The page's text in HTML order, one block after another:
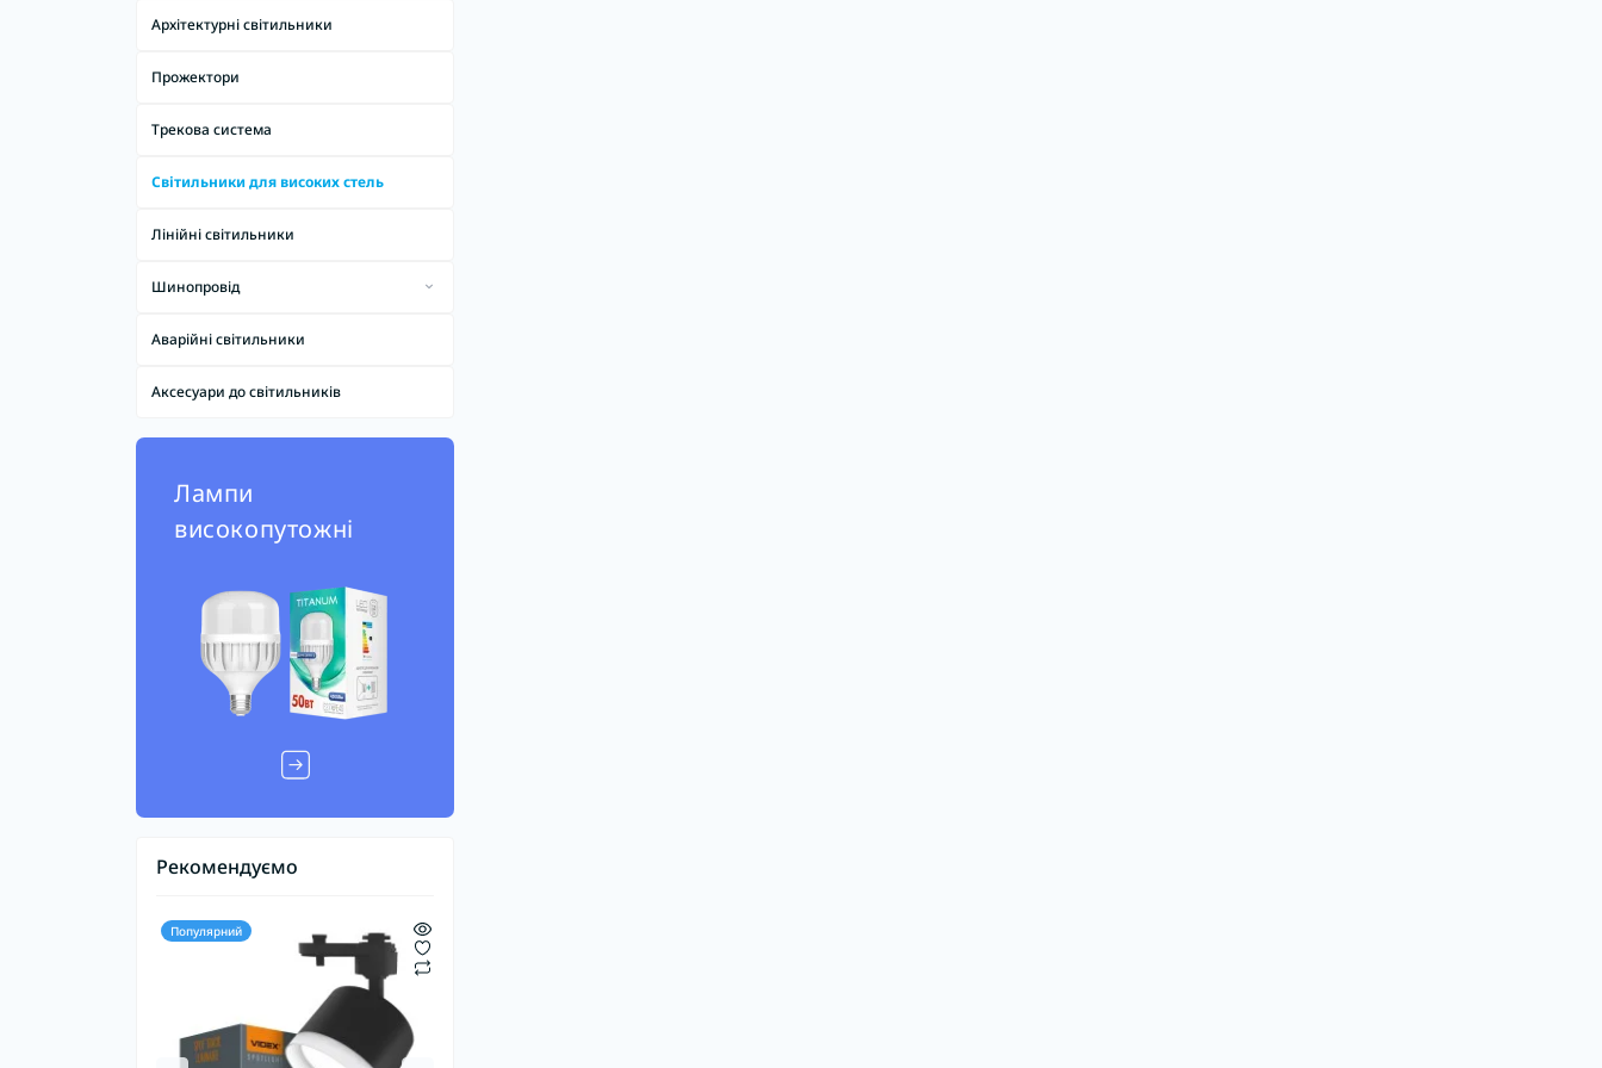
Архітектурні світильники
Прожектори
Трекова система
Світильники для високих стель
Лінійні світильники
Шинопровід
Шинопровід не магнітний
Аварійні світильники
Аксесуари до світильників
Лампи
високопутожні
Рекомендуємо
Популярний